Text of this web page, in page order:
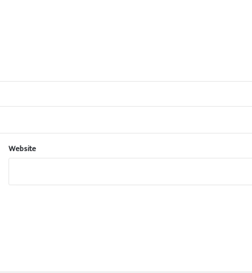
Website